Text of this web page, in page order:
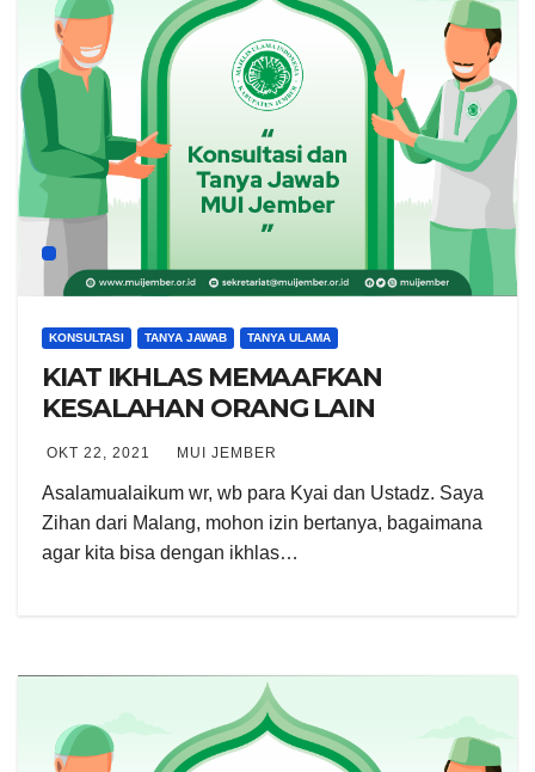
KONSULTASI TANYA JAWAB TANYA ULAMA
KIAT IKHLAS MEMAAFKAN
KESALAHAN ORANG LAIN
OKT 22, 2021 MUI JEMBER
Asalamualaikum wr, wb para Kyai dan Ustadz. Saya
Zihan dari Malang, mohon izin bertanya, bagaimana
agar kita bisa dengan ikhlas…